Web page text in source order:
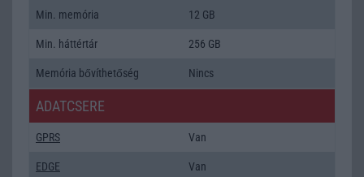
Min. memória 12 GB
Min. háttértár 256 GB
Memória bővíthetőség Nincs
ADATCSERE
GPRS Van
EDGE Van